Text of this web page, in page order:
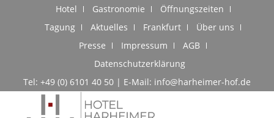
Hotel Gastronomie
Öffnungszeiten
Tagung
Aktuelles Frankfurt
Über uns
Presse
Impressum
AGB
Datenschutzerklärung
Tel: +49 (0) 6101 40 50 | E-Mail: info@harheimer-hof.de